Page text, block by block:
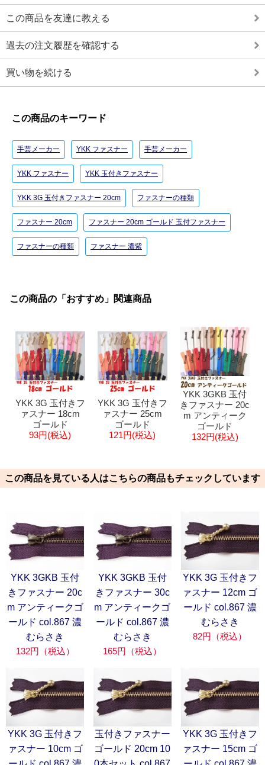
この商品を友達に教える
過去の注文履歴を確認する
買い物を続ける
この商品のキーワード
手芸メーカー YKK ファスナー 手芸メーカー
YKK ファスナー YKK 玉付きファスナー
YKK 3G 玉付きファスナー 20cm ファスナーの種類
ファスナー 20cm ファスナー 20cm ゴールド 玉付ファスナー
ファスナーの種類 ファスナー 濃紫
この商品の「おすすめ」関連商品
YKK 3G 玉付きフ
ァスナー 18cm
ゴールド
93円(税込)
YKK 3G 玉付きフ
ァスナー 25cm
ゴールド
121円(税込)
YKK 3GKB 玉付
きファスナー 20c
m アンティーク
ゴールド
132円(税込)
この商品を見ている人はこちらの商品もチェックしています
YKK 3GKB 玉付
きファスナー 20c
m アンティークゴ
ールド col.867 濃
むらさき
132円（税込）
YKK 3GKB 玉付
きファスナー 30c
m アンティークゴ
ールド col.867 濃
むらさき
165円（税込）
YKK 3G 玉付きフ
ァスナー 12cm ゴ
ールド col.867 濃
むらさき
82円（税込）
YKK 3G 玉付きフ
ァスナー 10cm ゴ
玉付きファスナー
ゴールド 20cm 10
YKK 3G 玉付きフ
ァスナー 15cm ゴ